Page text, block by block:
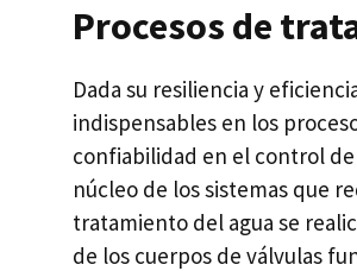
Procesos de
Dada su resiliencia y
indispensables en los
confiabilidad en el control
núcleo de los sistemas que
tratamiento del agua se
de los cuerpos de válvulas